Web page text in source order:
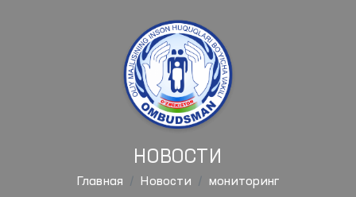
НОВОСТИ
Главная Новости мониторинг